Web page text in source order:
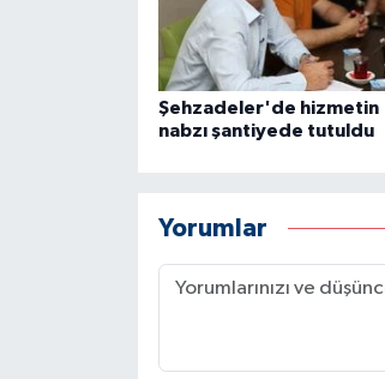
Şehzadeler'de hizmetin
nabzı şantiyede tutuldu
Yorumlar